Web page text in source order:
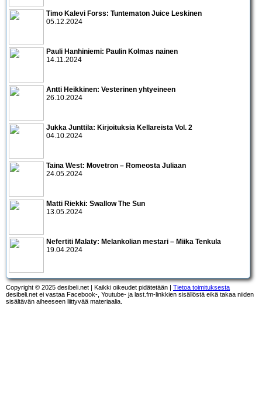
Timo Kalevi Forss: Tuntematon Juice Leskinen
05.12.2024
Pauli Hanhiniemi: Paulin Kolmas nainen
14.11.2024
Antti Heikkinen: Vesterinen yhtyeineen
26.10.2024
Jukka Junttila: Kirjoituksia Kellareista Vol. 2
04.10.2024
Taina West: Movetron – Romeosta Juliaan
24.05.2024
Matti Riekki: Swallow The Sun
13.05.2024
Nefertiti Malaty: Melankolian mestari – Miika Tenkula
19.04.2024
Copyright © 2025 desibeli.net | Kaikki oikeudet pidätetään | Tietoa toimituksesta
desibeli.net ei vastaa Facebook-, Youtube- ja last.fm-linkkien sisällöstä eikä takaa niiden
sisältävän aiheeseen liittyvää materiaalia.